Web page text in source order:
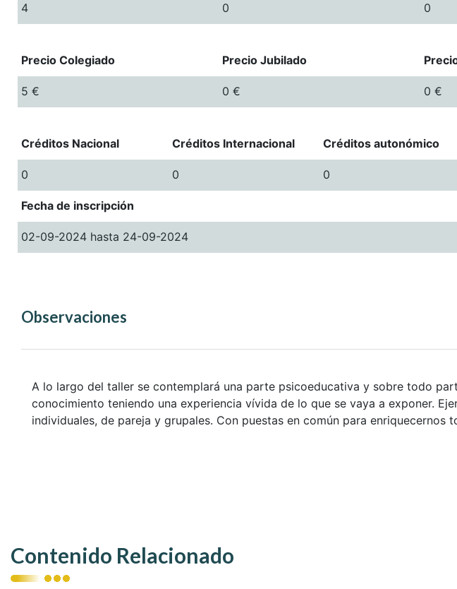
4 0 0
Precio Colegiado
5 €
Precio Jubilado
0 € 0 €
Créditos Nacional
0
Créditos Internacional
0
Créditos autonómico
0
Fecha de inscripción
02-09-2024 hasta 24-09-2024
Observaciones
A lo largo del taller se contemplará una parte psicoeducativa y sobre todo
conocimiento teniendo una experiencia vívida de lo que se vaya a exponer.
individuales, de pareja y grupales. Con puestas en común para enriquecernos
Contenido Relacionado